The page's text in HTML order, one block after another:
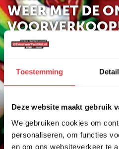
Toestemming
Deze website maakt gebruik
We gebruiken cookies om
personaliseren, om functies
en om ons websiteverkeer te
WEER MET DE
HELE ASSORTIMENT
NIEUW
GBV
FUNKE
PROLINE
Vuurwerk
Vuurwerk kopen